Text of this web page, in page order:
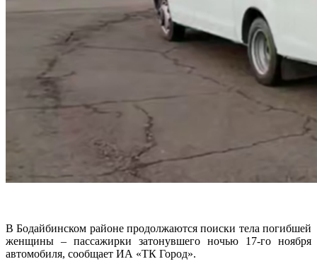
В Бодайбинском районе продолжаются поиски тела погибшей
женщины – пассажирки затонувшего ночью 17-го ноября
автомобиля, сообщает ИА «ТК Город».